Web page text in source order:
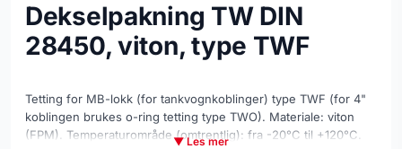
Dekselpakning TW DIN
28450, viton, type TWF
Tetting for MB-lokk (for tankvognkoblinger) type TWF (for 4"
koblingen brukes o-ring tetting type TWO). Materiale: viton
(FPM). Temperaturområde (omtrentlig): fra -20°C til +120°C.
▼ Les mer